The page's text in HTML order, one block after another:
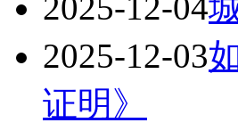
2025-12-03
证明》